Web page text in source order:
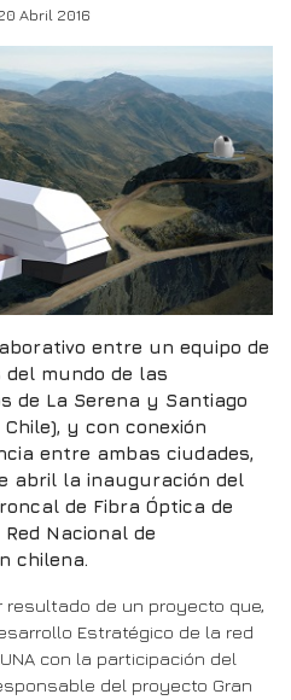
Abril 2016
entre un equipo de
mundo de las
de La Serena y Santiago
y con conexión
entre ambas ciudades,
abril la inauguración del
de Fibra Óptica de
Nacional de
chilena.
resultado de un proyecto que,
Estratégico de la red
con la participación del
del proyecto Gran